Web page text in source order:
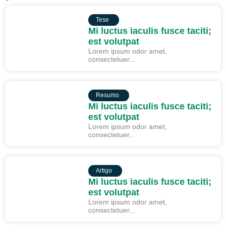
Tese
Mi luctus iaculis fusce taciti;
est volutpat
Lorem ipsum odor amet,
consectetuer...
Resumo
Mi luctus iaculis fusce taciti;
est volutpat
Lorem ipsum odor amet,
consectetuer...
Artigo
Mi luctus iaculis fusce taciti;
est volutpat
Lorem ipsum odor amet,
consectetuer...